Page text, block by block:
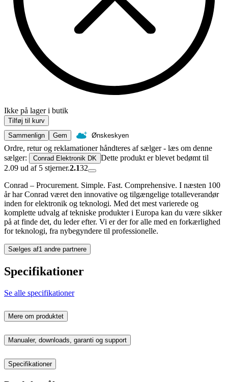
Ikke på lager i butik
Tilføj til kurv
Sammenlign
Gem Ønskeskyen
Ordre, retur og reklamationer håndteres af sælger - læs om denne
sælger:
Conrad Elektronik DK Dette produkt er blevet bedømt til
2.09 ud af 5 stjerner.2.132
Conrad – Procurement. Simple. Fast. Comprehensive. I næsten 100
år har Conrad været den innovative og tilgængelige totalleverandør
inden for elektronik og teknologi. Med det mest varierede og
komplette udvalg af tekniske produkter i Europa kan du være sikker
på at finde det, du leder efter. Vi er der for alle med en forkærlighed
for teknologi, fra nybegyndere til professionelle.
Sælges af1 andre partnere
Specifikationer
Se alle specifikationer
Mere om produktet
Manualer, downloads, garanti og support
Specifikationer